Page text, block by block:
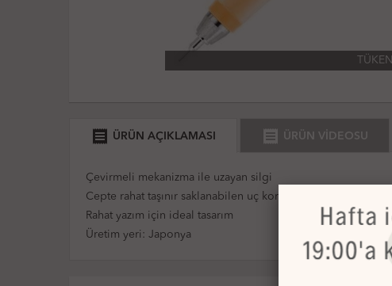
receipt ÜRÜN AÇIKLAMASI receipt ÜRÜN VİDEOSU
Çevirmeli mekanizma ile uzayan silgi
Cepte rahat taşınır saklanabilen uç koruma sistemi
Rahat yazım için ideal tasarım
Üretim yeri: Japonya